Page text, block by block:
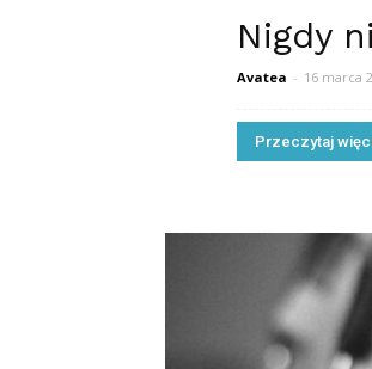
Nigdy
Avatea - 16 marca
Przeczytaj